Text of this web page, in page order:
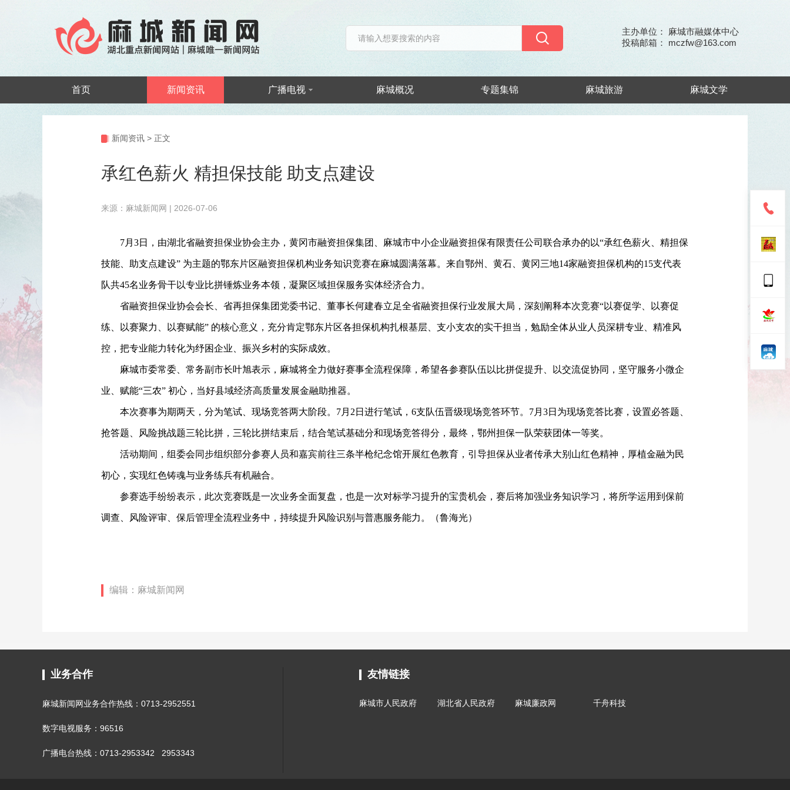
主办单位： 麻城市融媒体中心
投稿邮箱： mczfw@163.com
首页 新闻资讯 广播电视 麻城概况 专题集锦 麻城旅游 麻城文学
新闻资讯 > 正文
承红色薪火 精担保技能 助支点建设
来源：麻城新闻网 | 2026-07-06
7月3日，由湖北省融资担保业协会主办，黄冈市融资担保集团、麻城市中小企业融资担保有限责任公司联合承办的以“承红色薪火、精担保
技能、助支点建设” 为主题的鄂东片区融资担保机构业务知识竞赛在麻城圆满落幕。来自鄂州、黄石、黄冈三地14家融资担保机构的15支代表
队共45名业务骨干以专业比拼锤炼业务本领，凝聚区域担保服务实体经济合力。
省融资担保业协会会长、省再担保集团党委书记、董事长何建春立足全省融资担保行业发展大局，深刻阐释本次竞赛“以赛促学、以赛促
练、以赛聚力、以赛赋能” 的核心意义，充分肯定鄂东片区各担保机构扎根基层、支小支农的实干担当，勉励全体从业人员深耕专业、精准风
控，把专业能力转化为纾困企业、振兴乡村的实际成效。
麻城市委常委、常务副市长叶旭表示，麻城将全力做好赛事全流程保障，希望各参赛队伍以比拼促提升、以交流促协同，坚守服务小微企
业、赋能“三农” 初心，当好县域经济高质量发展金融助推器。
本次赛事为期两天，分为笔试、现场竞答两大阶段。 7月2日进行笔试，6支队伍晋级现场竞答环节。7月3日为现场竞答比赛，设置必答题、
抢答题、风险挑战题三轮比拼，三轮比拼结束后，结合笔试基础分和现场竞答得分，最终，鄂州担保一队荣获团体一等奖。
活动期间，组委会同步组织部分参赛人员和嘉宾前往三条半枪纪念馆开展红色教育，引导担保从业者传承大别山红色精神，厚植金融为民
初心，实现红色铸魂与业务练兵有机融合。
参赛选手纷纷表示，此次竞赛既是一次业务全面复盘，也是一次对标学习提升的宝贵机会，赛后将加强业务知识学习，将所学运用到保前
调查、风险评审、保后管理全流程业务中，持续提升风险识别与普惠服务能力。（鲁海光）
编辑：麻城新闻网
业务合作
麻城新闻网业务合作热线：0713-2952551
数字电视服务：96516
广播电台热线：0713-2953342 2953343
友情链接
麻城市人民政府 湖北省人民政府 麻城廉政网 千舟科技